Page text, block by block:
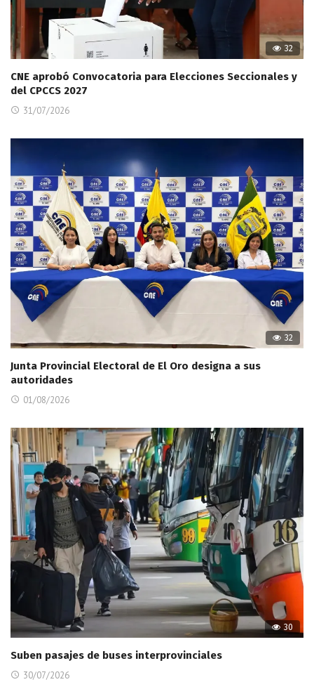
32
CNE aprobó Convocatoria para Elecciones Seccionales y
del CPCCS 2027
31/07/2026
32
Junta Provincial Electoral de El Oro designa a sus
autoridades
01/08/2026
30
Suben pasajes de buses interprovinciales
30/07/2026